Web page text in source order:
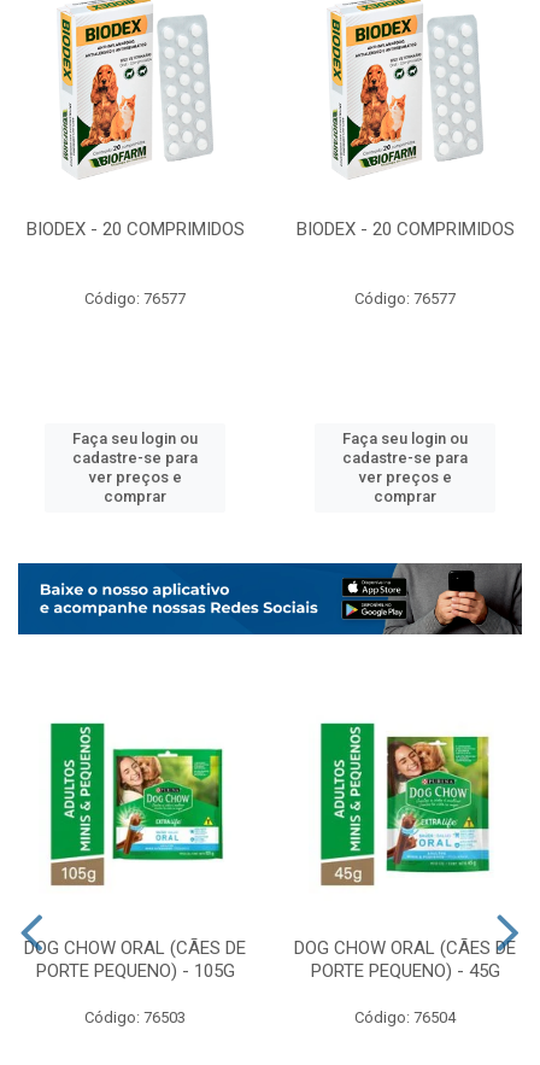
BIODEX - 20 COMPRIMIDOS
Código: 76577
Faça seu login ou
cadastre-se para
ver preços e
comprar
BIODEX - 20 COMPRIMIDOS
Código: 76577
Faça seu login ou
cadastre-se para
ver preços e
comprar
DOG CHOW ORAL (CÃES DE
PORTE PEQUENO) - 105G
Código: 76503
DOG CHOW ORAL (CÃES DE
PORTE PEQUENO) - 45G
Código: 76504